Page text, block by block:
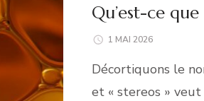
Qu’est-ce
1 MAI 2026
Décortiquons le
et « stereos » veut